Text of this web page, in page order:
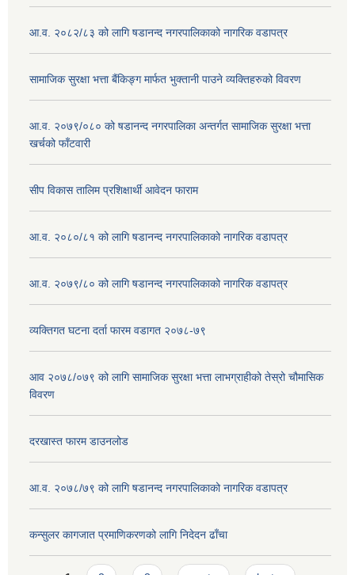
आ.व. २०८२/८३ को लागि षडानन्द नगरपालिकाको नागरिक वडापत्र
सामाजिक सुरक्षा भत्ता बैंकिङ्ग मार्फत भुक्तानी पाउने व्यक्तिहरुको विवरण
आ.व. २०७९/०८० को षडानन्द नगरपालिका अन्तर्गत सामाजिक सुरक्षा भत्ता
खर्चको फाँटवारी
सीप विकास तालिम प्रशिक्षार्थी आवेदन फाराम
आ.व. २०८०/८१ को लागि षडानन्द नगरपालिकाको नागरिक वडापत्र
आ.व. २०७९/८० को लागि षडानन्द नगरपालिकाको नागरिक वडापत्र
व्यक्तिगत घटना दर्ता फारम वडागत २०७८-७९
आव २०७८/०७९ को लागि सामाजिक सुरक्षा भत्ता लाभग्राहीको तेस्रो चौमासिक
विवरण
दरखास्त फारम डाउनलोड
आ.व. २०७८/७९ को लागि षडानन्द नगरपालिकाको नागरिक वडापत्र
कन्सुलर कागजात प्रमाणिकरणको लागि निदेदन ढाँचा